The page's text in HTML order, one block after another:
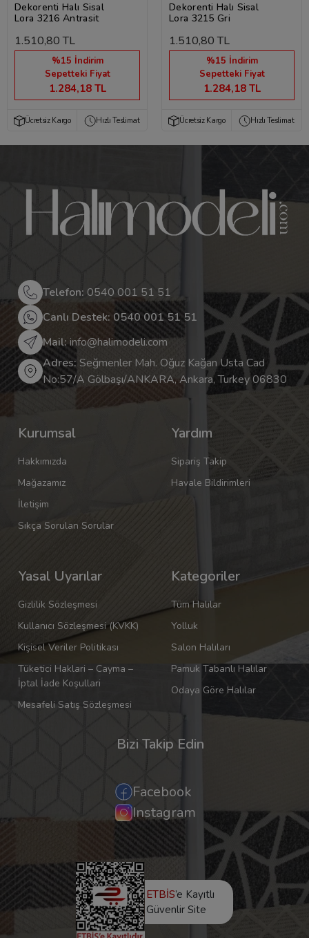
Dekorenti Halı Sisal
Lora 3216 Antrasit
1.510,80 TL
%15 İndirim
Sepetteki Fiyat
1.284,18 TL
Ücretsiz Kargo Hızlı Teslimat
Dekorenti Halı Sisal
Lora 3215 Gri
1.510,80 TL
%15 İndirim
Sepetteki Fiyat
1.284,18 TL
Ücretsiz Kargo Hızlı Teslimat
Telefon: 0540 001 51 51
Canlı Destek: 0540 001 51 51
Mail:info@halimodeli.com
Adres: Seğmenler Mah. Oğuz Kağan Usta Cad
No:57/A Gölbaşı/ANKARA, Ankara, Turkey 06830
Kurumsal
Hakkımızda
Mağazamız
İletişim
Sıkça Sorulan Sorular
Yardım
Sipariş Takip
Havale Bildirimleri
Yasal Uyarılar
Gizlilik Sözleşmesi
Kullanıcı Sözleşmesi (KVKK)
Kişisel Veriler Politikası
Tüketici Haklari – Cayma –
İptal İade Koşullari
Mesafeli Satış Sözleşmesi
Kategoriler
Tüm Halılar
Yolluk
Salon Halıları
Pamuk Tabanlı Halılar
Odaya Göre Halılar
Bizi Takip Edin
Facebook
Instagram
ETBİS’e Kayıtlı
Güvenlir Site